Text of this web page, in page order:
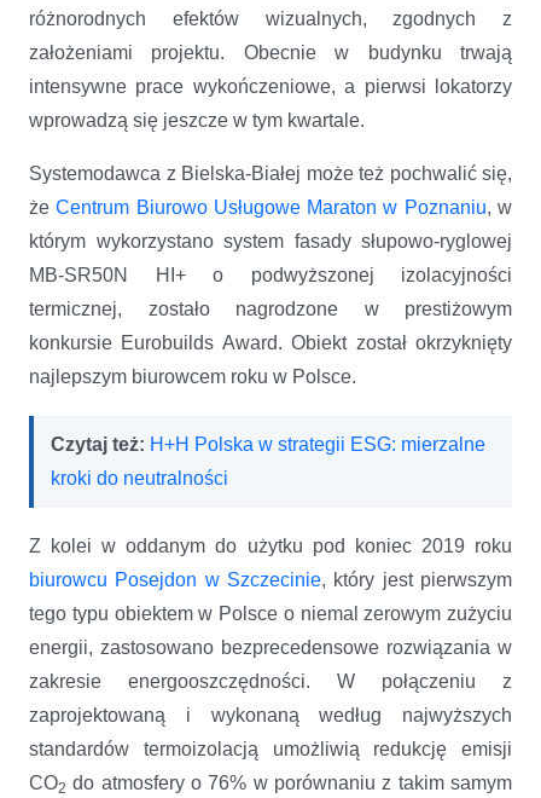
różnorodnych efektów wizualnych, zgodnych z
założeniami projektu. Obecnie w budynku trwają
intensywne prace wykończeniowe, a pierwsi lokatorzy
wprowadzą się jeszcze w tym kwartale.
Systemodawca z Bielska-Białej może też pochwalić się,
żeCentrum Biurowo Usługowe Maraton w Poznaniu, w
którym wykorzystano system fasady słupowo-ryglowej
MB-SR50N HI+ o podwyższonej izolacyjności
termicznej, zostało nagrodzone w prestiżowym
konkursie Eurobuilds Award. Obiekt został okrzyknięty
najlepszym biurowcem roku w Polsce.
Czytaj też: H+H Polska w strategii ESG: mierzalne
kroki do neutralności
Z kolei w oddanym do użytku pod koniec 2019 roku
biurowcu Posejdon w Szczecinie, który jest pierwszym
tego typu obiektem w Polsce o niemal zerowym zużyciu
energii, zastosowano bezprecedensowe rozwiązania w
zakresie energooszczędności. W połączeniu z
zaprojektowaną i wykonaną według najwyższych
standardów termoizolacją umożliwią redukcję emisji
CO2 do atmosfery o 76% w porównaniu z takim samym